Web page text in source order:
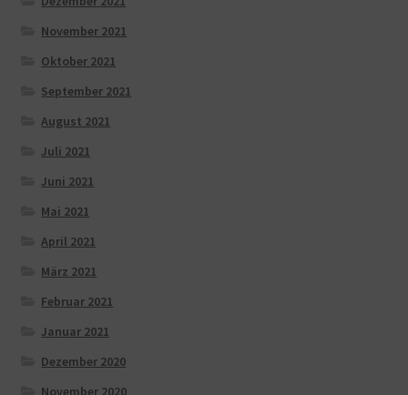
November 2021
Oktober 2021
September 2021
August 2021
Juli 2021
Juni 2021
Mai 2021
April 2021
März 2021
Februar 2021
Januar 2021
Dezember 2020
November 2020